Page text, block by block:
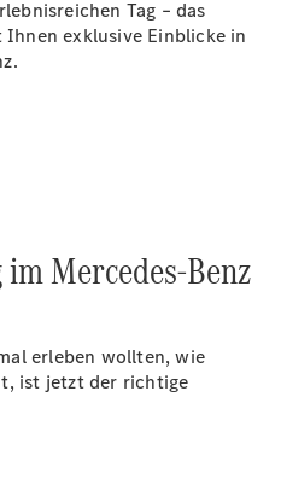
Tag – das
exklusive Einblicke in
Mercedes-Benz
erleben wollten, wie
ist jetzt der richtige